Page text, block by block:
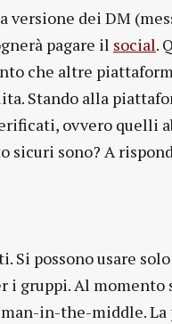
dei DM
pagare il social.
che altre
Stando alla
ovvero quelli
sono? A
possono usare
gruppi. Al momento
in-the-middle. La